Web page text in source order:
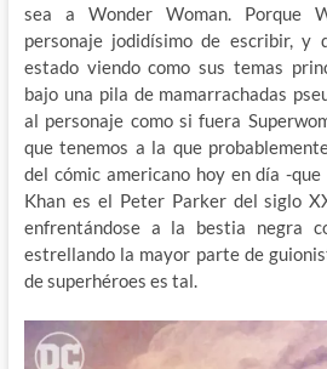
sea a Wonder Woman. Porque
personaje jodidísimo de escribir, y
estado viendo como sus temas
bajo una pila de mamarrachadas
al personaje como si fuera
que tenemos a la que
del cómic americano hoy en día -que
Khan es el Peter Parker del siglo
enfrentándose a la bestia negra
estrellando la mayor parte de
de superhéroes es tal.